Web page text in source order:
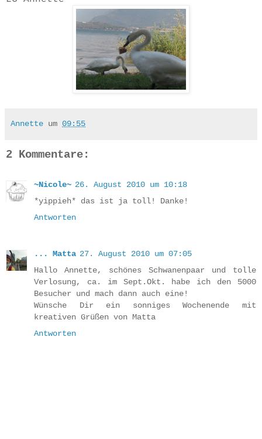
Annette um 09:55
2 Kommentare:
~Nicole~ 26. August 2010 um 10:18
*yippieh* das ist ja toll! Danke!
Antworten
... Matta 27. August 2010 um 07:05
Hallo Annette, schönes Schwanenpaar und tolle
Verlosung, ca. im Sept.Okt. habe ich den 5000
Besucher und mach dann auch eine!
Wünsche Dir ein sonniges Wochenende mit
kreativen Grüßen von Matta
Antworten